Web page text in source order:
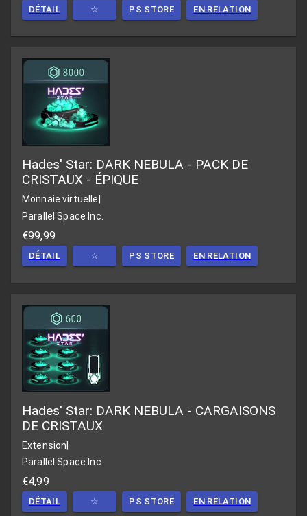
DÉTAIL ☆ PS STORE EN RELATION
Hades' Star: DARK NEBULA - PACK DE
CRISTAUX - ÉPIQUE
Monnaie virtuelle
Parallel Space Inc.
€99,99
DÉTAIL ☆ PS STORE EN RELATION
Hades' Star: DARK NEBULA - CARGAISONS
DE CRISTAUX
Extension|
Parallel Space Inc.
€4,99
DÉTAIL ☆ PS STORE EN RELATION